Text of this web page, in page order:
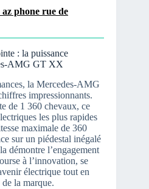
phone rue de
: la puissance
AMG GT XX
la Mercedes-AMG
impressionnants.
de 1 360 chevaux, ce
les plus rapides
maximale de 360
sur un piédestal inégalé
démontre l’engagement
à l’innovation, se
électrique tout en
de la marque.